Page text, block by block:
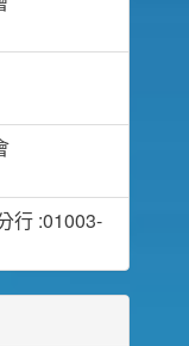
行 :01003-